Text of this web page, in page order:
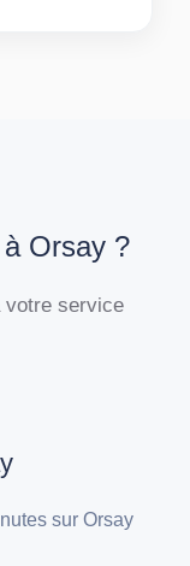
Orsay ?
votre service
sur Orsay